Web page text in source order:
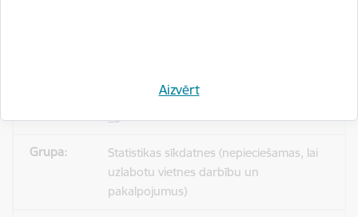
Aizvērt
Statistikas sīkdatnes (nepieciešamas, lai
uzlabotu vietnes darbību un
pakalpojumus)